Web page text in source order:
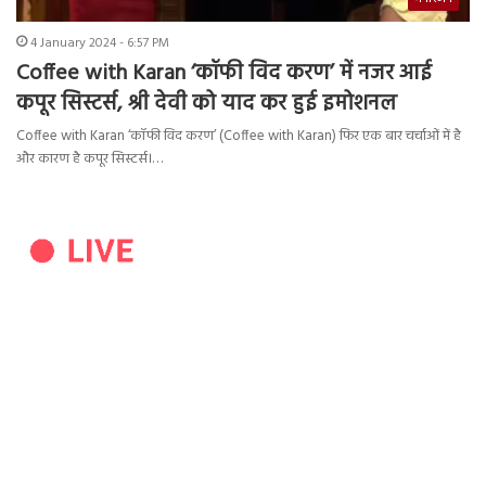
4 January 2024 - 6:57 PM
Coffee with Karan ‘कॉफी विद करण’ में नजर आई
कपूर सिस्टर्स, श्री देवी को याद कर हुई इमोशनल
Coffee with Karan ‘कॉफी विद करण’ (Coffee with Karan) फिर एक बार चर्चाओं में है
और कारण है कपूर सिस्टर्स।…